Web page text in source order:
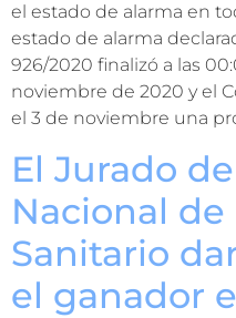
el estado de alarma en
estado de alarma
926/2020 finalizó a las
noviembre de 2020 y el
el 3 de noviembre una
El Jurado
Nacional
Sanitario
el ganador